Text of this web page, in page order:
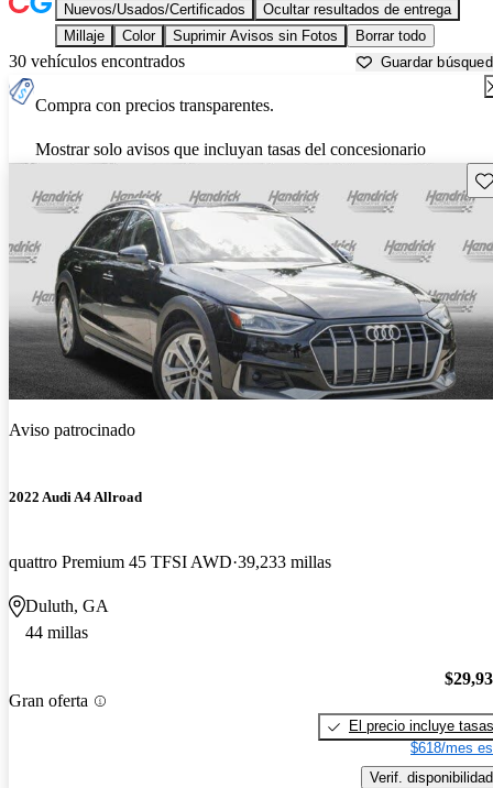
Nuevos/Usados/Certificados
Ocultar resultados de entrega
Millaje
Color Suprimir Avisos sin Fotos Borrar todo
30 vehículos encontrados Guardar
Compra con precios transparentes.
Mostrar solo avisos que incluyan tasas del concesionario
Aviso patrocinado
2022 Audi A4 Allroad
quattro Premium 45 TFSI AWD 39,233 millas
Duluth, GA
44 millas
Gran oferta
El precio incluye tasas
$618/mes
Verif. disponibilidad